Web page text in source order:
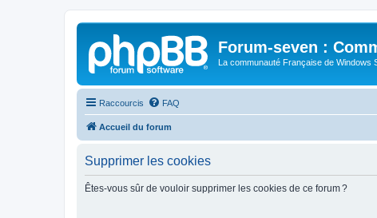
Forum-seven :
La communauté Française de Windows
Raccourcis FAQ
Accueil du forum
Supprimer les cookies
Êtes-vous sûr de vouloir supprimer les cookies de ce forum ?